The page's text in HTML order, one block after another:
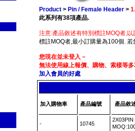
Product > Pin / Female Header >
此系列有38項產品.
注意:產品敘述有特別標註MOQ者,
標註MOQ者,最小訂購量為100個.
您現在並未登入－
無法使用線上報價、購物、索樣等
加入會員的好處
加入購物車 產品編號 產品敘
- 10745